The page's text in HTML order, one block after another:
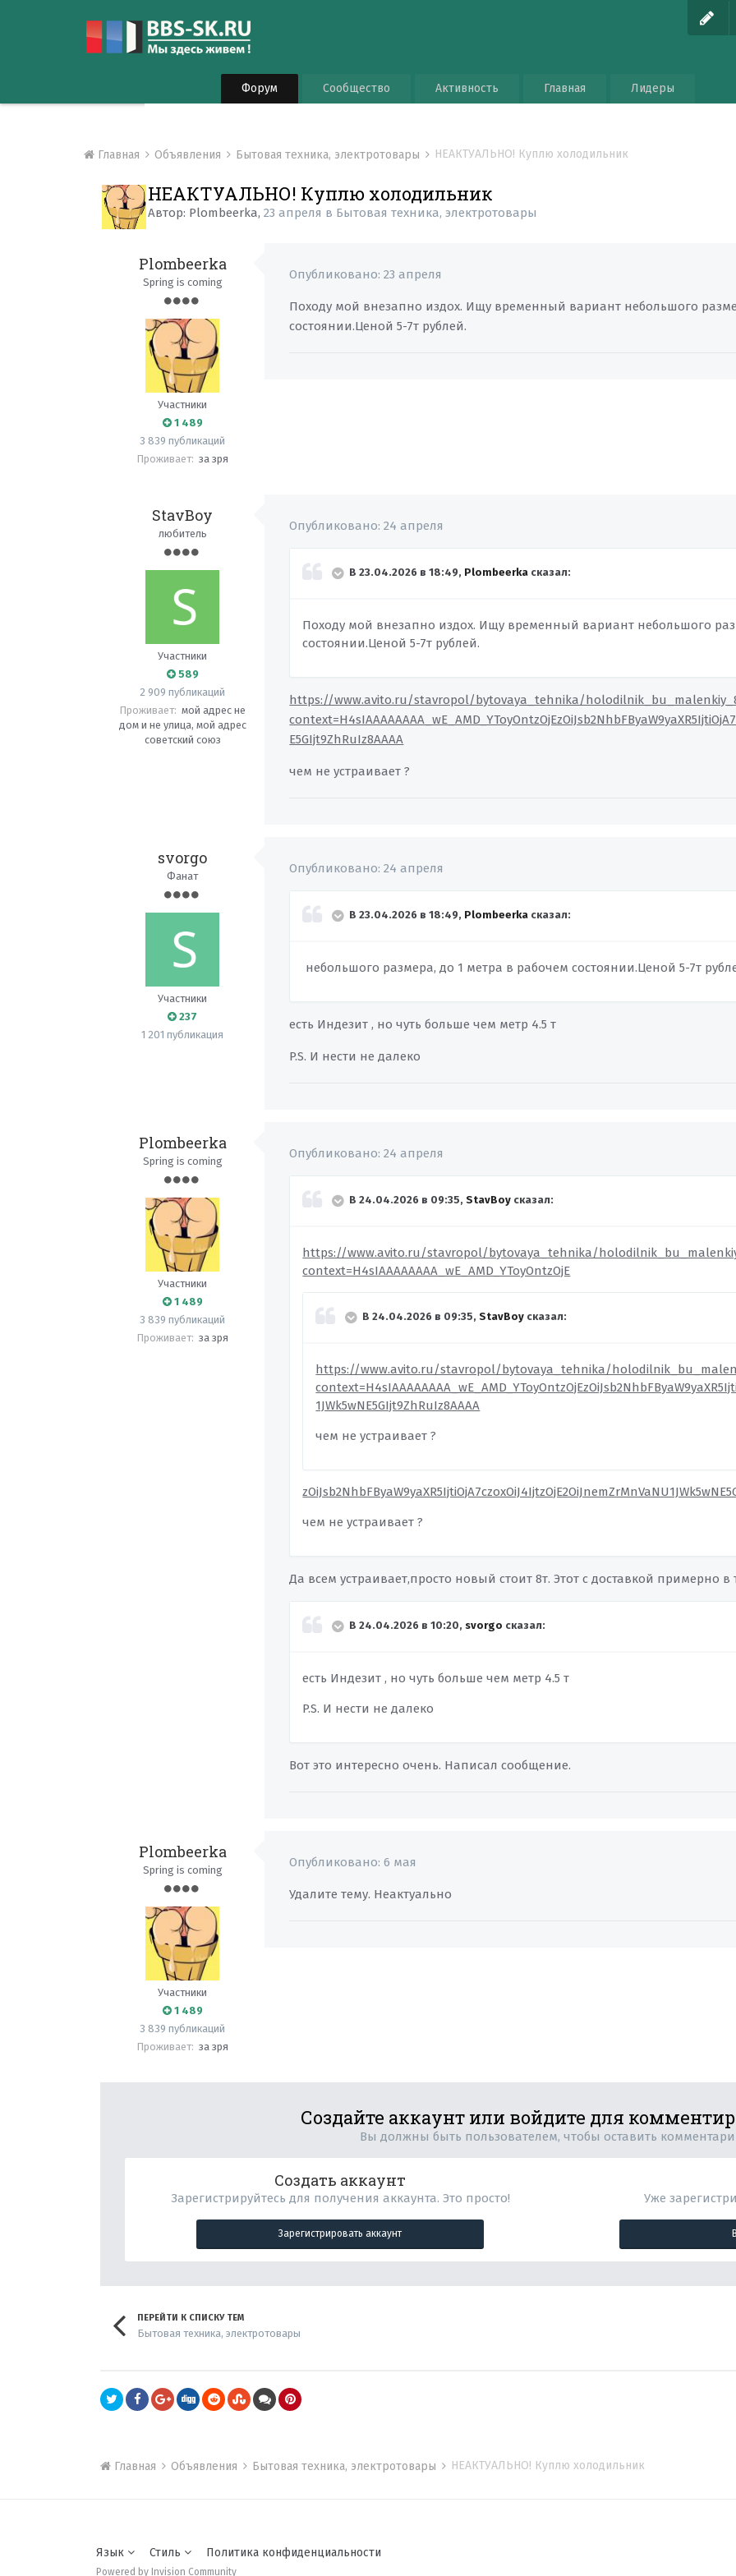
Форум Сообщество Активность Главная Лидеры
Главная Объявления Бытовая техника, электротовары НЕАКТУАЛЬНО! Куплю холодильник
НЕАКТУАЛЬНО! Куплю холодильник
Автор: Plombeerka,23 апреля в Бытовая техника, электротовары
Plombeerka
Spring is coming
Участники
1 489
3 839 публикаций
Проживает: за зря
Опубликовано:23 апреля
Походу мой внезапно издох. Ищу временный вариант небольшого
состоянии.Ценой 5-7т рублей.
StavBoy
любитель
Участники
589
2 909 публикаций
Проживает: мой адрес не
дом и не улица, мой адрес
советский союз
Опубликовано:24 апреля
В 23.04.2026 в 18:49, Plombeerka сказал:
Походу мой внезапно издох. Ищу временный вариант небольшого
состоянии.Ценой 5-7т рублей.
https://www.avito.ru/stavropol/bytovaya_tehnika/
E5GIjt9ZhRuIz8AAAA
чем не устраивает ?
svorgo
Фанат
Участники
237
1 201 публикация
Опубликовано:24 апреля
В 23.04.2026 в 18:49, Plombeerka сказал:
небольшого размера, до 1 метра в рабочем состоянии.Ценой 5-7т
есть Индезит , но чуть больше чем метр 4.5 т
P.S. И нести не далеко
Plombeerka
Spring is coming
Участники
1 489
3 839 публикаций
Проживает: за зря
Опубликовано:24 апреля
В 24.04.2026 в 09:35,StavBoy сказал:
https://www.avito.ru/stavropol/bytovaya_tehnika/
context=H4sIAAAAAAAA_wE_AMD_YToyOntzOjE
В 24.04.2026 в 09:35,StavBoy сказал:
https://www.avito.ru/stavropol/bytovaya_tehnika/
1JWk5wNE5GIjt9ZhRuIz8AAAA
чем не устраивает ?
чем не устраивает ?
Да всем устраивает,просто новый стоит 8т. Этот с доставкой примерно
В 24.04.2026 в 10:20, svorgo сказал:
есть Индезит , но чуть больше чем метр 4.5 т
P.S. И нести не далеко
Вот это интересно очень. Написал сообщение.
Plombeerka
Spring is coming
Участники
1 489
3 839 публикаций
Проживает: за зря
Опубликовано:6 мая
Удалите тему. Неактуально
Создайте аккаунт или войдите для
Вы должны быть пользователем, чтобы оставить
Создать аккаунт
Зарегистрируйтесь для получения аккаунта. Это просто!
Зарегистрировать аккаунт
Уже
ПЕРЕЙТИ К СПИСКУ ТЕМ
Бытовая техника, электротовары
Главная Объявления Бытовая техника, электротовары НЕАКТУАЛЬНО! Куплю холодильник
Язык Стиль Политика конфиденциальности
Powered by Invision Community